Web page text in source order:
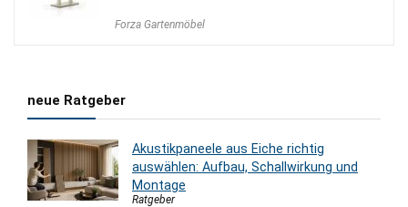
Forza Gartenmöbel
neue Ratgeber
Akustikpaneele aus Eiche richtig
auswählen: Aufbau, Schallwirkung und
Montage
Ratgeber